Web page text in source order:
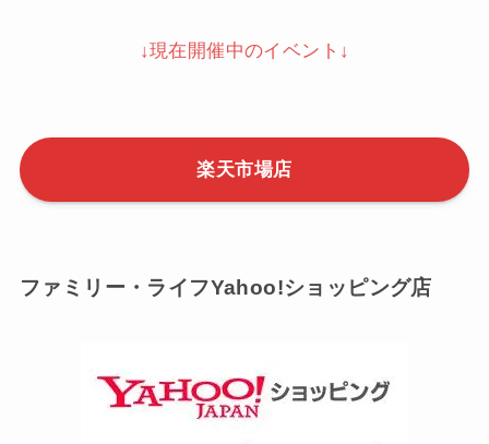
【要エントリー】0と5のつく日はエントリー＆楽
天カード利用でポイントアップ
【要エントリー】毎月18日は楽天市場ご愛顧感謝